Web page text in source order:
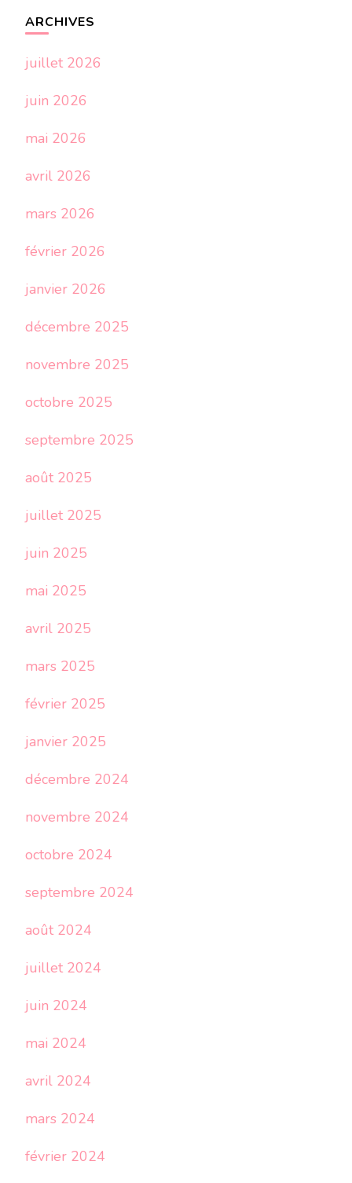
ARCHIVES
juillet 2026
juin 2026
mai 2026
avril 2026
mars 2026
février 2026
janvier 2026
décembre 2025
novembre 2025
octobre 2025
septembre 2025
août 2025
juillet 2025
juin 2025
mai 2025
avril 2025
mars 2025
février 2025
janvier 2025
décembre 2024
novembre 2024
octobre 2024
septembre 2024
août 2024
juillet 2024
juin 2024
mai 2024
avril 2024
mars 2024
février 2024